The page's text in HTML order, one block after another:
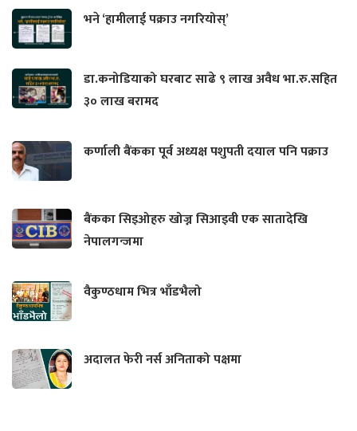
भने ‘हामीलाई पक्राउ नगरियोस्’
डा.कनोडियाको घरबाट साढे ९ लाख अवैध भा.रु.सहित
३० लाख बरामद
कर्णाली बैंकका पूर्व अध्यक्ष पशुपती दयाल पनि पक्राउ
बैंकका सिइओहरु खोज्न सिआइवी एक सातादेखि
नेपालगन्जमा
वैकुण्ठधाम भित्र भाँडभैलो
अदालत फेरी नर्स अनिताको पक्षमा